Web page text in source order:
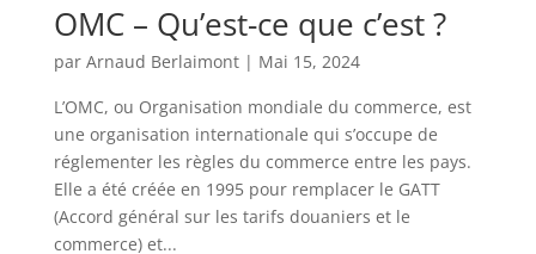
OMC – Qu’est-ce que c’est ?
par Arnaud Berlaimont| Mai 15, 2024
L’OMC, ou Organisation mondiale du commerce, est
une organisation internationale qui s’occupe de
réglementer les règles du commerce entre les pays.
Elle a été créée en 1995 pour remplacer le GATT
(Accord général sur les tarifs douaniers et le
commerce) et...